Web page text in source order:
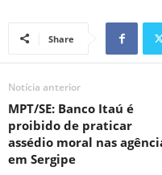
Share
Notícia anterior
MPT/SE: Banco Itaú é
proibido de praticar
assédio moral nas
em Sergipe